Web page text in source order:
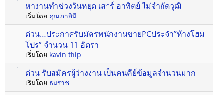
หางานทำช่วงวันหยุด เสาร์ อาทิตย์ ไม่จำกัดวุฒิ
เริ่มโดย คุณภาสินี
ด่วน…ประกาศรับมัครพนักงานขายPCประจำ”ห้างโฮม
โปร” จำนวน 11 อัตรา
เริ่มโดย kavin thip
ด่วน รับสมัครผู้ว่างงาน เป็นคนคีย์ข้อมูลจำนวนมาก
เริ่มโดย ธนราช